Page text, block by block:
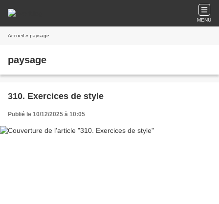
MENU
Accueil » paysage
paysage
310. Exercices de style
Publié le 10/12/2025 à 10:05